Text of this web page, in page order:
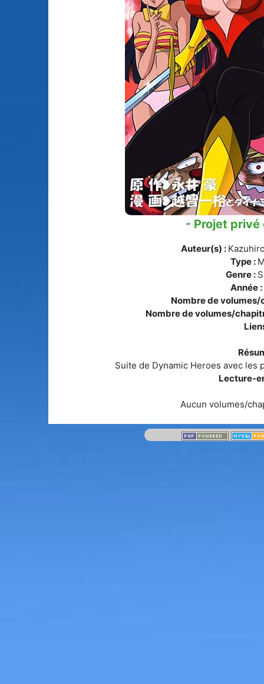
Mangas licenciés
Mangas
(0)
Tous les mangas
(273)
- Projet
Auteur(s) :
Type :
Genre :
Année :
Nombre de
Nombre de volumes/
Suite de Dynamic Heroes avec les
Lecture-
Aucun volumes/